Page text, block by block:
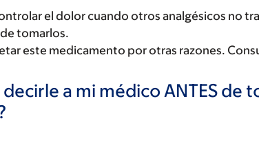
el dolor cuando otros analgésicos no
tomarlos.
este medicamento por otras razones.
a mi médico ANTES de